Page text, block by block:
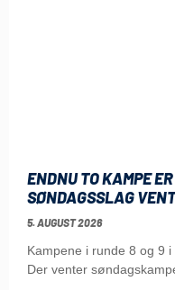
ENDNU TO KAMPE
SØNDAGSSLAG
5. AUGUST 2026
Kampene i runde 8 og 9
Der venter